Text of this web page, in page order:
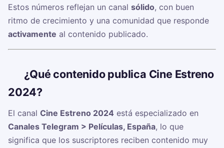
Estos números reflejan un canal sólido, con buen
ritmo de crecimiento y una comunidad que responde
activamente al contenido publicado.
¿Qué contenido publica Cine Estreno
2024?
El canal Cine Estreno 2024 está especializado en
Canales Telegram > Películas, España, lo que
significa que los suscriptores reciben contenido muy